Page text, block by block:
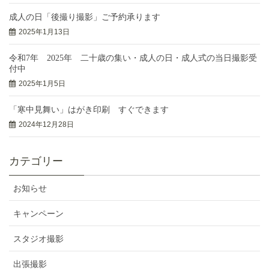
成人の日「後撮り撮影」ご予約承ります
2025年1月13日
令和7年 2025年 二十歳の集い・成人の日・成人式の当日撮影受
付中
2025年1月5日
「寒中見舞い」はがき印刷 すぐできます
2024年12月28日
カテゴリー
お知らせ
キャンペーン
スタジオ撮影
出張撮影